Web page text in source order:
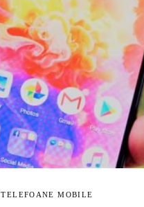
TELEFOANE MOBILE